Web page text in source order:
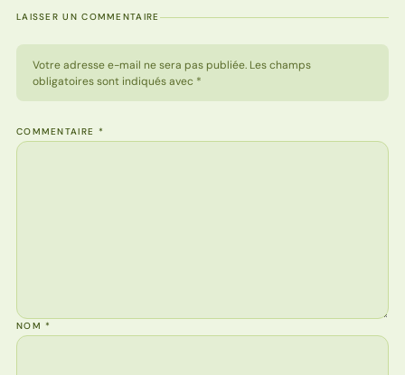
LAISSER UN COMMENTAIRE
Votre adresse e-mail ne sera pas publiée. Les champs
obligatoires sont indiqués avec *
COMMENTAIRE *
NOM*